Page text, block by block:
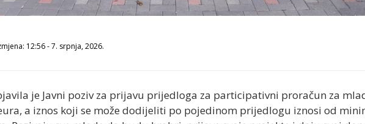
12:56 - 7. srpnja, 2026.
je Javni poziv za prijavu prijedloga za participativni proračun za
a iznos koji se može dodijeliti po pojedinom prijedlogu iznosi od